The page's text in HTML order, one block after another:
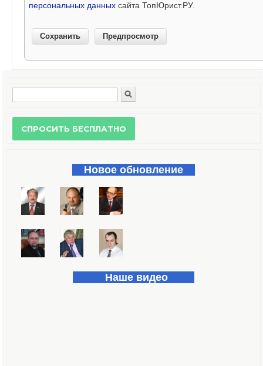
персональных данных сайта ТопЮрист.РУ.
Форма поиска
Новое обновление
Наше видео